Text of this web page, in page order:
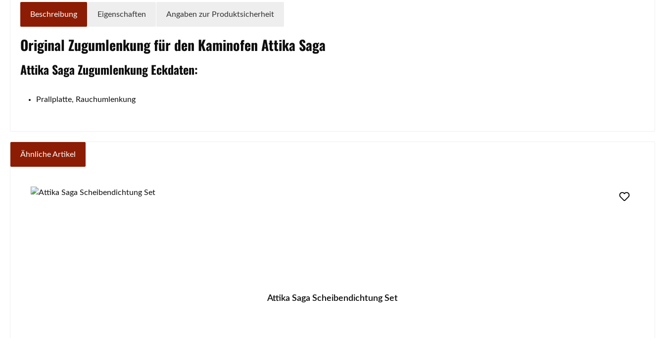
Beschreibung Eigenschaften Angaben zur Produktsicherheit
OriginalZugumlenkungfür den KaminofenAttika Saga
Attika SagaZugumlenkungEckdaten:
Prallplatte, Rauchumlenkung
Ähnliche Artikel
Attika Saga Scheibendichtung Set